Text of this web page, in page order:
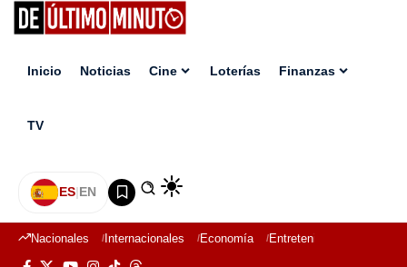
Inicio Noticias Cine Loterías Finanzas
TV
ES|EN
Nacionales Internacionales Economía Entretenimiento